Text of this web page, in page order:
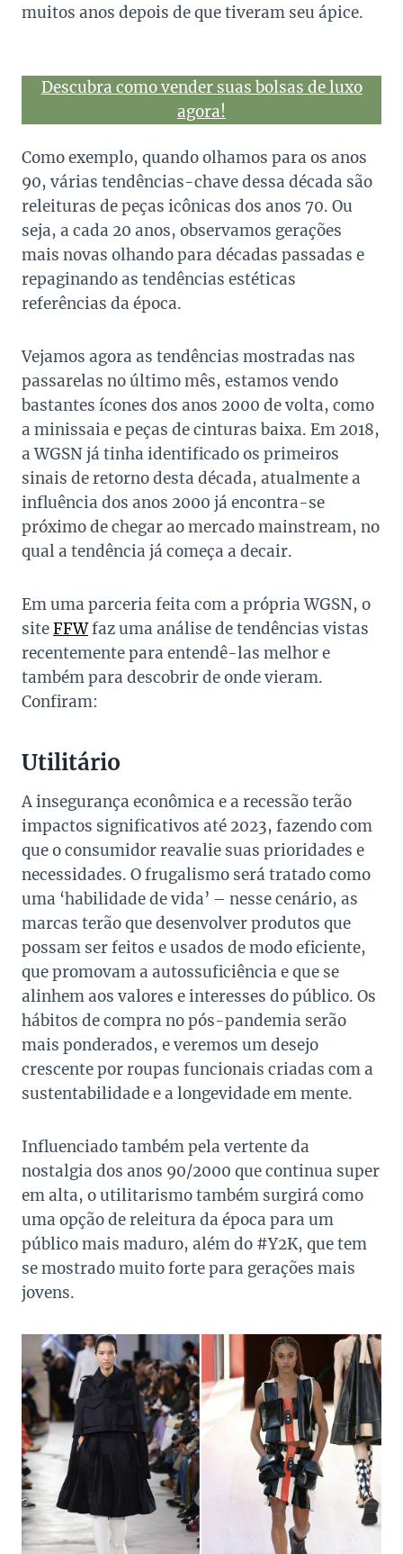
muitos anos depois de que tiveram seu ápice.
Descubra como vender suas bolsas de luxo
agora!
Como exemplo, quando olhamos para os anos
90, várias tendências-chave dessa década são
releituras de peças icônicas dos anos 70. Ou
seja, a cada 20 anos, observamos gerações
mais novas olhando para décadas passadas e
repaginando as tendências estéticas
referências da época.
Vejamos agora as tendências mostradas nas
passarelas no último mês, estamos vendo
bastantes ícones dos anos 2000 de volta, como
a minissaia e peças de cinturas baixa. Em 2018,
a WGSN já tinha identificado os primeiros
sinais de retorno desta década, atualmente a
influência dos anos 2000 já encontra-se
próximo de chegar ao mercado mainstream, no
qual a tendência já começa a decair.
Em uma parceria feita com a própria WGSN, o
siteFFWfaz uma análise de tendências vistas
recentemente para entendê-las melhor e
também para descobrir de onde vieram.
Confiram:
Utilitário
A insegurança econômica e a recessão terão
impactos significativos até 2023, fazendo com
que o consumidor reavalie suas prioridades e
necessidades. O frugalismo será tratado como
uma ‘habilidade de vida’ – nesse cenário, as
marcas terão que desenvolver produtos que
possam ser feitos e usados de modo eficiente,
que promovam a autossuficiência e que se
alinhem aos valores e interesses do público. Os
hábitos de compra no pós-pandemia serão
mais ponderados, e veremos um desejo
crescente por roupas funcionais criadas com a
sustentabilidade e a longevidade em mente.
Influenciado também pela vertente da
nostalgia dos anos 90/2000 que continua super
em alta, o utilitarismo também surgirá como
uma opção de releitura da época para um
público mais maduro, além do #Y2K, que tem
se mostrado muito forte para gerações mais
jovens.